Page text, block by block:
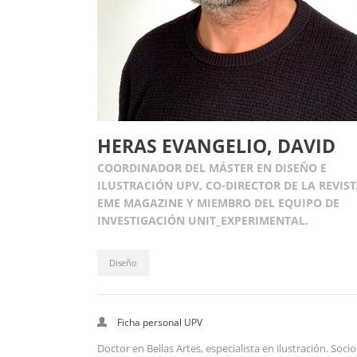
HERAS EVANGELIO, DAVID
COORDINADOR DEL MÁSTER EN DISEÑO E
ILUSTRACIÓN UPV, CO-DIRECTOR DE LA
EME MAGAZINE Y MIEMBRO DEL EQUIPO DE
INVESTIGACIÓN UNIT_EXPERIMENTAL.
Diseño
Ficha personal UPV
Doctor en Bellas Artes, especialista en ilustración. Socio